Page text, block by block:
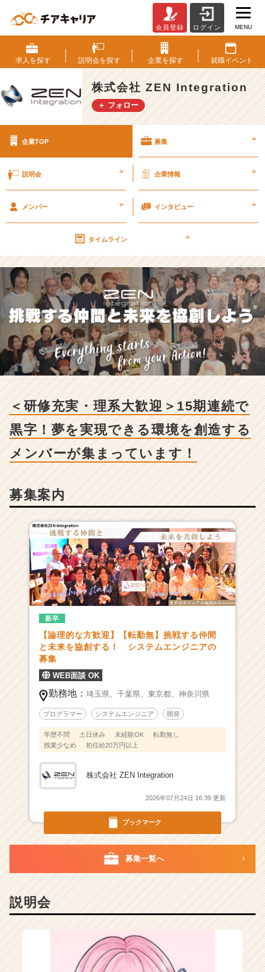
式
会
社
Z
E
N
e
a
n
の
採
用/
求
人
-
＜
研
修
充
系
大
歓
＞
連
続
で
黒
字！
夢
を
実
現
き
る
環
を
創
す
る
メ
ン
ー
い
ま
ン
ャ
ー・
成
会員登録 ログイン MENU
求人を探す 説明会を探す 企業を探す 就職イベント
株式会社 ZEN Integration
＋ フォロー
企業TOP 募集 >
説明会 > 企業情報 >
メンバー > インタビュー >
タイムライン >
＜研修充実・理系大歓迎＞15期連続で
黒字！夢を実現できる環境を創造する
メンバーが集まっています！
募集案内
ブックマーク
新卒
【論理的な方歓迎】【転勤無】挑戦する仲間
と未来を協創する！ システムエンジニアの
募集
WEB面談 OK
勤務地： 埼玉県、 千葉県、 東京都、 神奈川県
プログラマー システムエンジニア 開発
学歴不問 土日休み 未経験OK
転勤無し
残業少なめ
初任給20万円以上
株式会社 ZEN Integration
2026年07月24日 16:39 更新
募集一覧へ
説明会